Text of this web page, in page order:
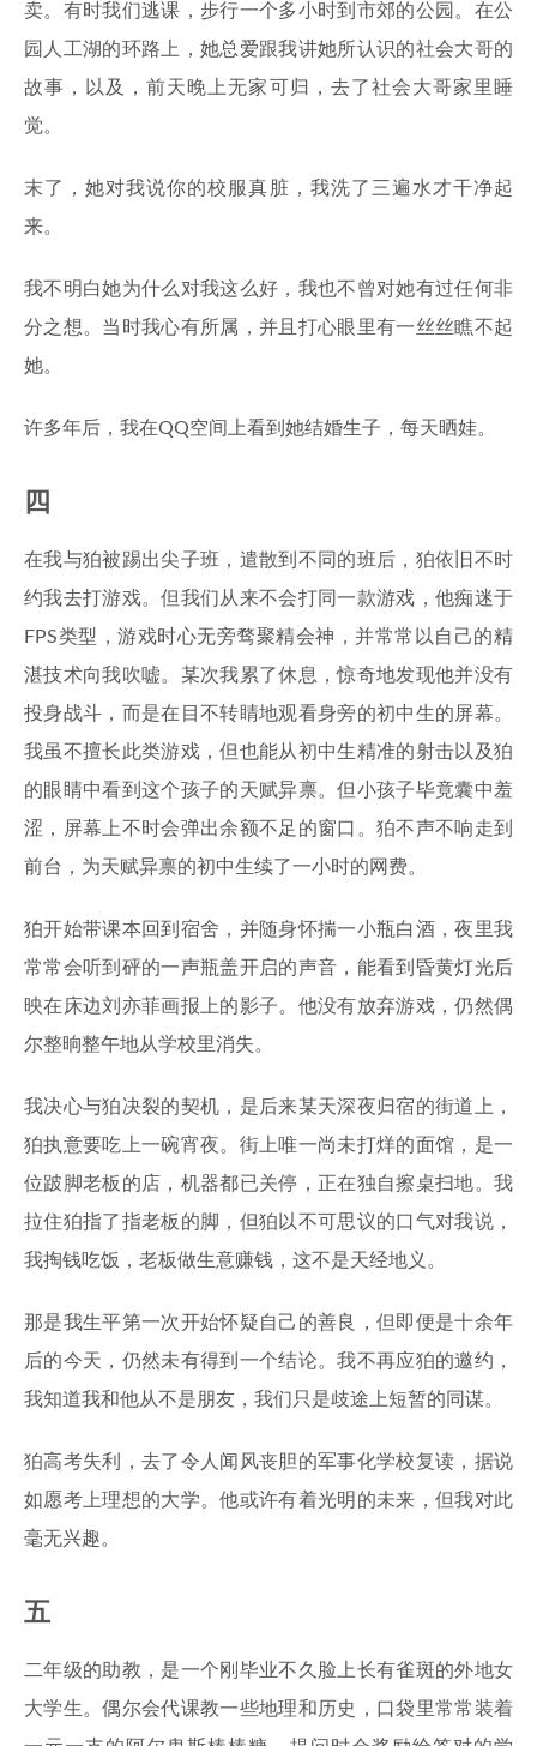
卖。有时我们逃课，步行一个多小时到市郊的公园。在公
园人工湖的环路上，她总爱跟我讲她所认识的社会大哥的
故事，以及，前天晚上无家可归，去了社会大哥家里睡
觉。
末了，她对我说你的校服真脏，我洗了三遍水才干净起
来。
我不明白她为什么对我这么好，我也不曾对她有过任何非
分之想。当时我心有所属，并且打心眼里有一丝丝瞧不起
她。
许多年后，我在QQ空间上看到她结婚生子，每天晒娃。
四
在我与狛被踢出尖子班，遣散到不同的班后，狛依旧不时
约我去打游戏。但我们从来不会打同一款游戏，他痴迷于
FPS类型，游戏时心无旁骛聚精会神，并常常以自己的精
湛技术向我吹嘘。某次我累了休息，惊奇地发现他并没有
投身战斗，而是在目不转睛地观看身旁的初中生的屏幕。
我虽不擅长此类游戏，但也能从初中生精准的射击以及狛
的眼睛中看到这个孩子的天赋异禀。但小孩子毕竟囊中羞
涩，屏幕上不时会弹出余额不足的窗口。狛不声不响走到
前台，为天赋异禀的初中生续了一小时的网费。
狛开始带课本回到宿舍，并随身怀揣一小瓶白酒，夜里我
常常会听到砰的一声瓶盖开启的声音，能看到昏黄灯光后
映在床边刘亦菲画报上的影子。他没有放弃游戏，仍然偶
尔整晌整午地从学校里消失。
我决心与狛决裂的契机，是后来某天深夜归宿的街道上，
狛执意要吃上一碗宵夜。街上唯一尚未打烊的面馆，是一
位跛脚老板的店，机器都已关停，正在独自擦桌扫地。我
拉住狛指了指老板的脚，但狛以不可思议的口气对我说，
我掏钱吃饭，老板做生意赚钱，这不是天经地义。
那是我生平第一次开始怀疑自己的善良，但即便是十余年
后的今天，仍然未有得到一个结论。我不再应狛的邀约，
我知道我和他从不是朋友，我们只是歧途上短暂的同谋。
狛高考失利，去了令人闻风丧胆的军事化学校复读，据说
如愿考上理想的大学。他或许有着光明的未来，但我对此
毫无兴趣。
五
二年级的助教，是一个刚毕业不久脸上长有雀斑的外地女
大学生。偶尔会代课教一些地理和历史，口袋里常常装着